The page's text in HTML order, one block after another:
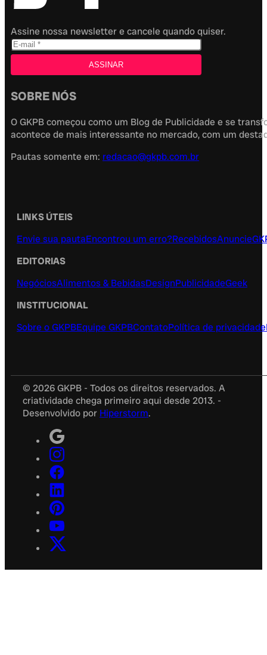
Assine nossa newsletter e cancele quando quiser.
SOBRE NÓS
O GKPB começou como um Blog de Publicidade e se
acontece de mais interessante no mercado, com um
Pautas somente em: redacao@gkpb.com.br
LINKS ÚTEIS
Envie sua pautaEncontrou um erro?RecebidosAnuncie
EDITORIAS
NegóciosAlimentos & BebidasDesignPublicidadeGeek
INSTITUCIONAL
Sobre o GKPBEquipe GKPBContatoPolítica de privacidade
© 2026 GKPB - Todos os direitos reservados. A
criatividade chega primeiro aqui desde 2013. -
Desenvolvido por Hiperstorm.